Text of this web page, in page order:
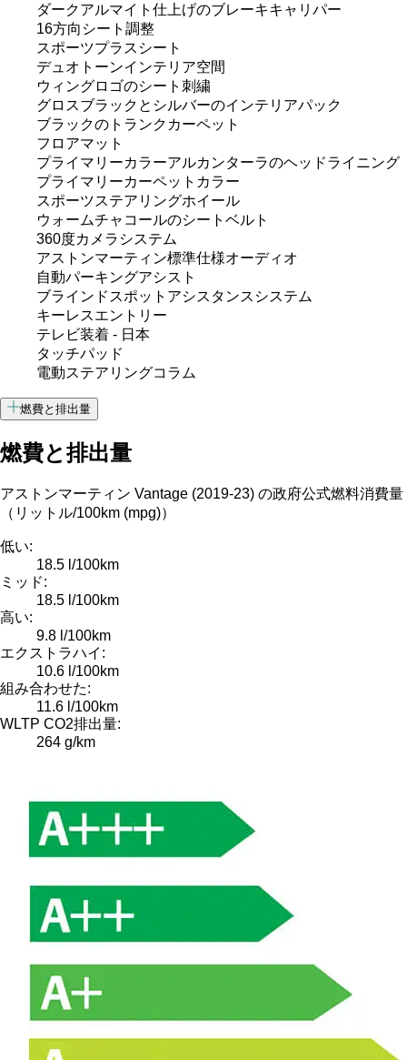
ダークアルマイト仕上げのブレーキキャリパー
16方向シート調整
スポーツプラスシート
デュオトーンインテリア空間
ウィングロゴのシート刺繍
グロスブラックとシルバーのインテリアパック
ブラックのトランクカーペット
フロアマット
プライマリーカラーアルカンターラのヘッドライニング
プライマリーカーペットカラー
スポーツステアリングホイール
ウォームチャコールのシートベルト
360度カメラシステム
アストンマーティン標準仕様オーディオ
自動パーキングアシスト
ブラインドスポットアシスタンスシステム
キーレスエントリー
テレビ装着 - 日本
タッチパッド
電動ステアリングコラム
燃費と排出量
燃費と排出量
アストンマーティン Vantage (2019-23) の政府公式燃料消費量
（リットル/100km (mpg)）
低い:
18.5 l/100km
ミッド:
18.5 l/100km
高い:
9.8 l/100km
エクストラハイ:
10.6 l/100km
組み合わせた:
11.6 l/100km
WLTP CO2排出量:
264 g/km